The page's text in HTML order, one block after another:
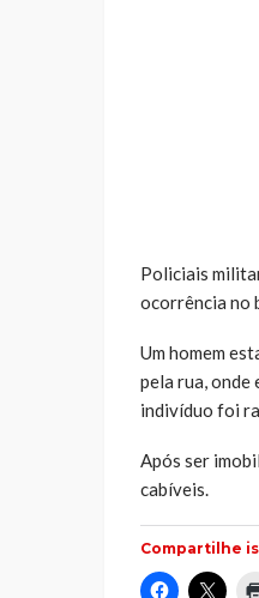
Policiais
ocorrência no
Um homem
pela rua, onde
indivíduo foi
Após ser
cabíveis.
Compartilhe
Clique